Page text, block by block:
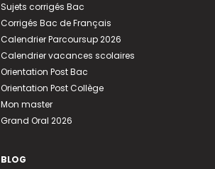
Sujets corrigés Bac
Corrigés Bac de Français
Calendrier Parcoursup 2026
Calendrier vacances scolaires
Orientation Post Bac
Orientation Post Collège
Mon master
Grand Oral 2026
BLOG